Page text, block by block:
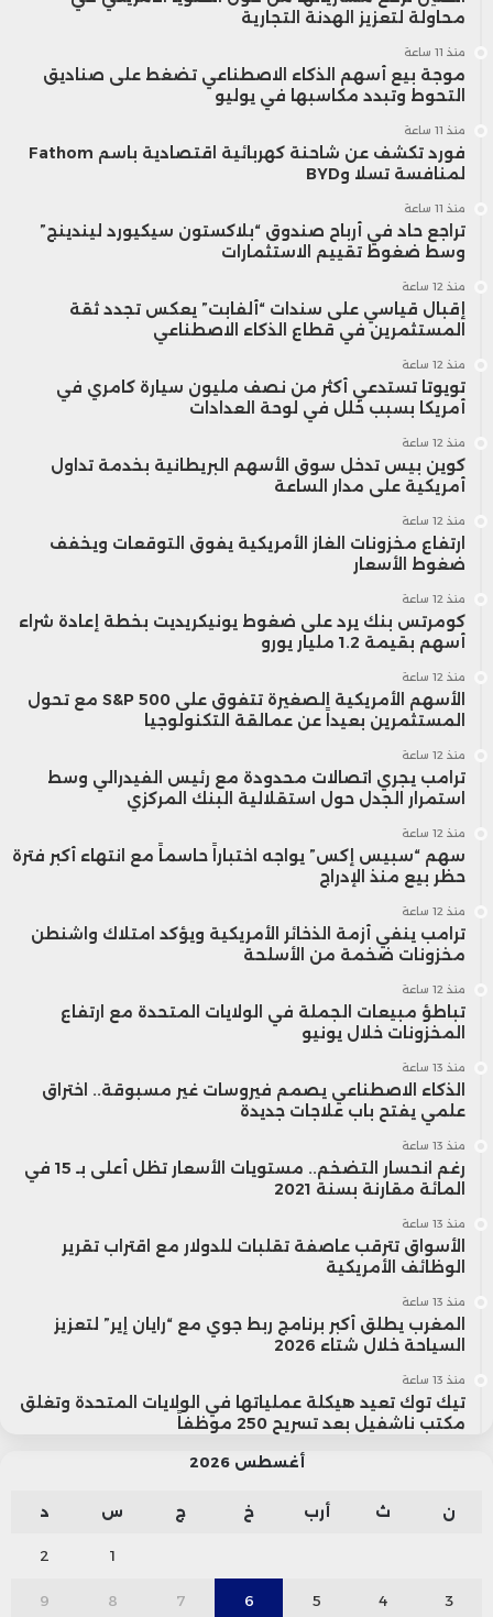
محاولة لتعزيز الهدنة التجارية
منذ 11 ساعة
موجة بيع أسهم الذكاء الاصطناعي تضغط على صناديق
التحوط وتبدد مكاسبها في يوليو
منذ 11 ساعة
فورد تكشف عن شاحنة كهربائية اقتصادية باسم Fathom
لمنافسة تسلا وBYD
منذ 11 ساعة
تراجع حاد في أرباح صندوق “بلاكستون سيكيورد ليندينج”
وسط ضغوط تقييم الاستثمارات
منذ 12 ساعة
إقبال قياسي على سندات “ألفابت” يعكس تجدد ثقة
المستثمرين في قطاع الذكاء الاصطناعي
منذ 12 ساعة
تويوتا تستدعي أكثر من نصف مليون سيارة كامري في
أمريكا بسبب خلل في لوحة العدادات
منذ 12 ساعة
كوين بيس تدخل سوق الأسهم البريطانية بخدمة تداول
أمريكية على مدار الساعة
منذ 12 ساعة
ارتفاع مخزونات الغاز الأمريكية يفوق التوقعات ويخفف
ضغوط الأسعار
منذ 12 ساعة
كومرتس بنك يرد على ضغوط يونيكريديت بخطة إعادة شراء
أسهم بقيمة 1.2 مليار يورو
منذ 12 ساعة
الأسهم الأمريكية الصغيرة تتفوق على S&P 500 مع تحول
المستثمرين بعيداً عن عمالقة التكنولوجيا
منذ 12 ساعة
ترامب يجري اتصالات محدودة مع رئيس الفيدرالي وسط
استمرار الجدل حول استقلالية البنك المركزي
منذ 12 ساعة
سهم “سبيس إكس” يواجه اختباراً حاسماً مع انتهاء أكبر فترة
حظر بيع منذ الإدراج
منذ 12 ساعة
ترامب ينفي أزمة الذخائر الأمريكية ويؤكد امتلاك واشنطن
مخزونات ضخمة من الأسلحة
منذ 12 ساعة
تباطؤ مبيعات الجملة في الولايات المتحدة مع ارتفاع
المخزونات خلال يونيو
منذ 13 ساعة
الذكاء الاصطناعي يصمم فيروسات غير مسبوقة.. اختراق
علمي يفتح باب علاجات جديدة
منذ 13 ساعة
رغم انحسار التضخم.. مستويات الأسعار تظل أعلى بـ 15 في
المائة مقارنة بسنة 2021
منذ 13 ساعة
الأسواق تترقب عاصفة تقلبات للدولار مع اقتراب تقرير
الوظائف الأمريكية
منذ 13 ساعة
المغرب يطلق أكبر برنامج ربط جوي مع “رايان إير” لتعزيز
السياحة خلال شتاء 2026
منذ 13 ساعة
تيك توك تعيد هيكلة عملياتها في الولايات المتحدة وتغلق
مكتب ناشفيل بعد تسريح 250 موظفاً
أغسطس 2026
ن ث أرب خ ج س د
1
2
3
4
5
6
7
8
9